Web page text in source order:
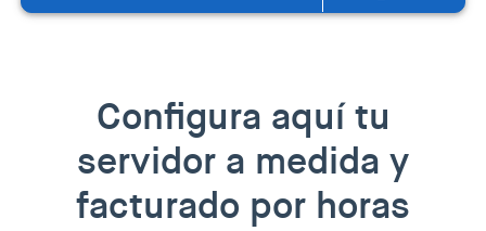
Configura aquí tu
servidor a medida y
facturado por horas